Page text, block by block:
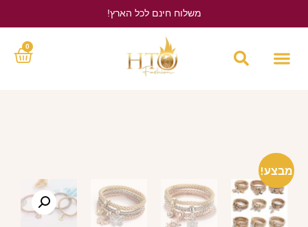
משלוח חינם לכל הארץ!
0
מבצע!